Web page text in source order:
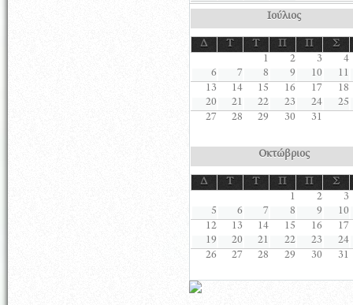
Ιούλιος
Δ Τ Τ Π Π
Σ
1
2 3
4
6
7 8 9 10
11
13
14 15 16 17
18
20
21 22 23 24
25
27
28 29 30 31
Οκτώβριος
Δ Τ Τ Π Π
Σ
1
2
3
5
6 7 8 9
10
12
13 14 15 16
17
19
20 21 22 23
24
26
27 28 29 30 31